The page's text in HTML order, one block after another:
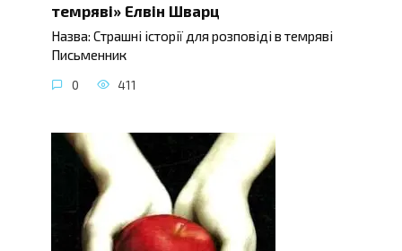
темряві» Елвін Шварц
Назва: Страшні історії для розповіді в темряві
Письменник
0 411